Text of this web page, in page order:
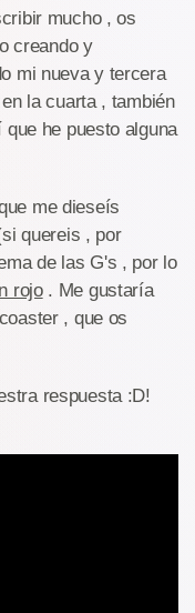
mucho , os
creando y
mi nueva y tercera
la cuarta , también
he puesto alguna
me dieseís
quereis , por
de las G's , por lo
rojo. Me gustaría
, que os
respuesta :D!